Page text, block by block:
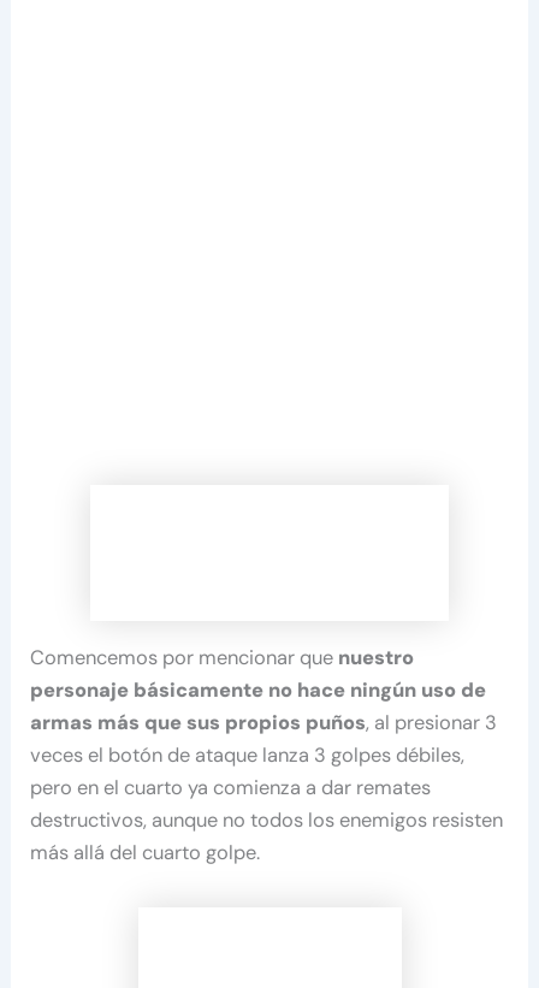
Comencemos por mencionar que nuestro
personaje básicamente no hace ningún uso de
armas más que sus propios puños, al presionar 3
veces el botón de ataque lanza 3 golpes débiles,
pero en el cuarto ya comienza a dar remates
destructivos, aunque no todos los enemigos resisten
más allá del cuarto golpe.